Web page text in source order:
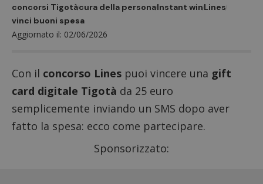
Aggiornato il: 02/06/2026
concorsi Tigotàcura della personaInstant winLines
vinci buoni spesa
Con il concorso Lines puoi vincere una gift
card digitale Tigotà da 25 euro
semplicemente inviando un SMS dopo aver
fatto la spesa: ecco come partecipare.
Sponsorizzato: